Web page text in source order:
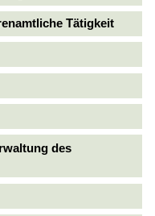
Tätigkeit
des